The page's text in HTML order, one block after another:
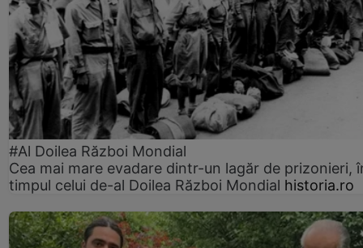
#Al Doilea Război Mondial
Cea mai mare evadare dintr-un lagăr de prizonieri,
timpul celui de-al Doilea Război Mondial historia.ro